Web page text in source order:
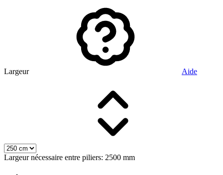
Largeur Aide
Largeur nécessaire entre piliers: 2500 mm